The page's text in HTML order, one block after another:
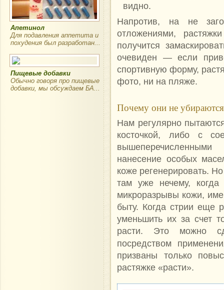
Апетинол
Для подавления аппетита и
похудения был разработан...
Пищевые добавки
Обычно говоря про пищевые
добавки, мы обсуждаем БА...
видно.
Напротив, на не
отложениями,
получится
очевиден — если
спортивную форму,
фото, ни на пляже.
Почему они не
Нам регулярно
косточкой, либо с
нанесение особых
коже регенерировать.
там уже нечему,
микроразрывы кожи,
быту. Когда стрии
уменьшить их за счет
расти. Это можно
посредством
призваны только
растяжке «расти».